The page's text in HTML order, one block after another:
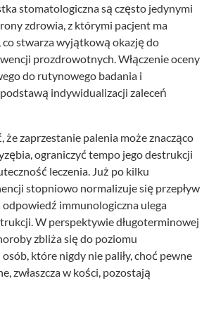
stomatologiczna są często jedynymi
zdrowia, z którymi pacjent ma
stwarza wyjątkową okazję do
prozdrowotnych. Włączenie oceny
do rutynowego badania i
indywidualizacji zaleceń
że zaprzestanie palenia może znacząco
ograniczyć tempo jego destrukcji
leczenia. Już po kilku
stopniowo normalizuje się przepływ
odpowiedź immunologiczna ulega
W perspektywie długoterminowej
zbliża się do poziomu
które nigdy nie paliły, choć pewne
zwłaszcza w kości, pozostają